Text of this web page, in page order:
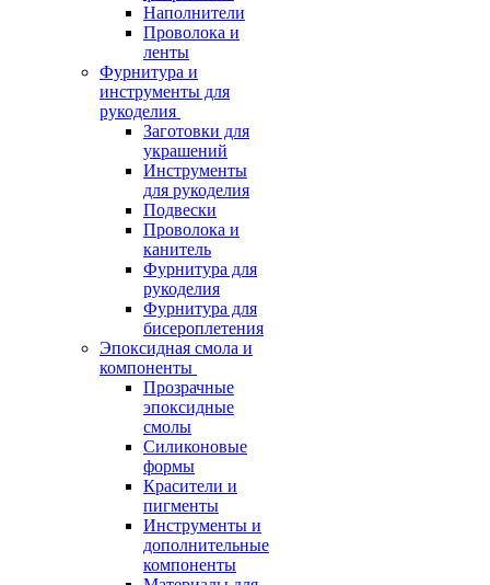
Наполнители
Проволока и
ленты
Фурнитура и
инструменты для
рукоделия
Заготовки для
украшений
Инструменты
для рукоделия
Подвески
Проволока и
канитель
Фурнитура для
рукоделия
Фурнитура для
бисероплетения
Эпоксидная смола и
компоненты
Прозрачные
эпоксидные
смолы
Силиконовые
формы
Красители и
пигменты
Инструменты и
дополнительные
компоненты